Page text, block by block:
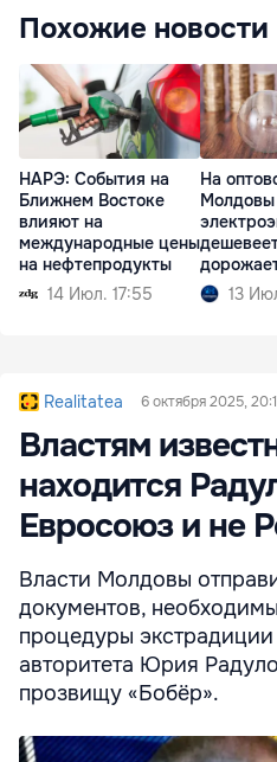
Похожие новости
НАРЭ: События на
Ближнем Востоке
влияют на
международные цены
на нефтепродукты
14 Июл. 17:55
На
Молдовы
13
Realitatea 6 октября 2025,
Властям
находится
Евросоюз и не
Власти Молдовы
документов,
процедуры
авторитета Юрия
прозвищу «Бобёр».